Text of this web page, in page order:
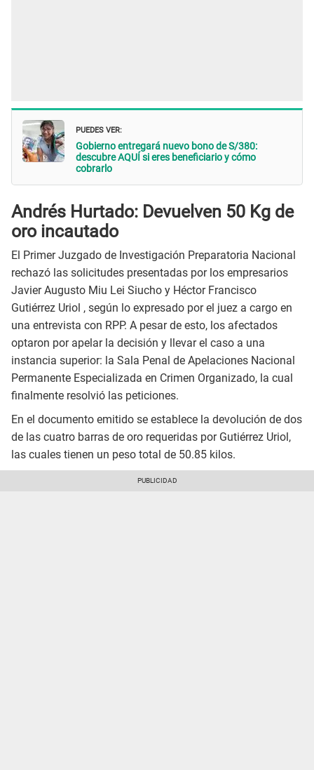
PUEDES VER:
Gobierno entregará nuevo bono de S/380:
descubre AQUÍ si eres beneficiario y cómo
cobrarlo
Andrés Hurtado: Devuelven 50 Kg de
oro incautado
El Primer Juzgado de Investigación Preparatoria Nacional
rechazó las solicitudes presentadas por los empresarios
Javier Augusto Miu Lei Siucho y Héctor Francisco
Gutiérrez Uriol , según lo expresado por el juez a cargo en
una entrevista con RPP. A pesar de esto, los afectados
optaron por apelar la decisión y llevar el caso a una
instancia superior: la Sala Penal de Apelaciones Nacional
Permanente Especializada en Crimen Organizado, la cual
finalmente resolvió las peticiones.
En el documento emitido se establece la devolución de dos
de las cuatro barras de oro requeridas por Gutiérrez Uriol,
las cuales tienen un peso total de 50.85 kilos.